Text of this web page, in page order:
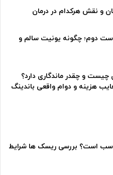
و نقش هرکدام در درمان
دوم؛ چگونه یونیت سالم و
چیست و چقدر ماندگاری دارد؟
هزینه و دوام واقعی باندینگ
است؟ بررسی ریسک ها شرایط